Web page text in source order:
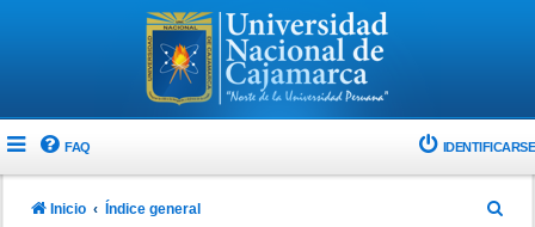
FAQ IDENTIFICARSE
Inicio Índice general